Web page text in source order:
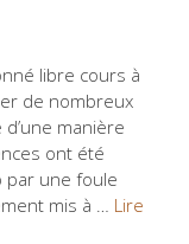
libre cours à
de nombreux
manière
ont été
par une foule
mis à … Lire